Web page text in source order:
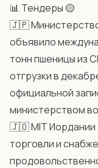
📊 Тендеры 🟡
🇯🇵 Министерство
объявило
тонн пшеницы из
отгрузки в
официальной
министерством
🇯🇴 MIT Иордании
торговли и